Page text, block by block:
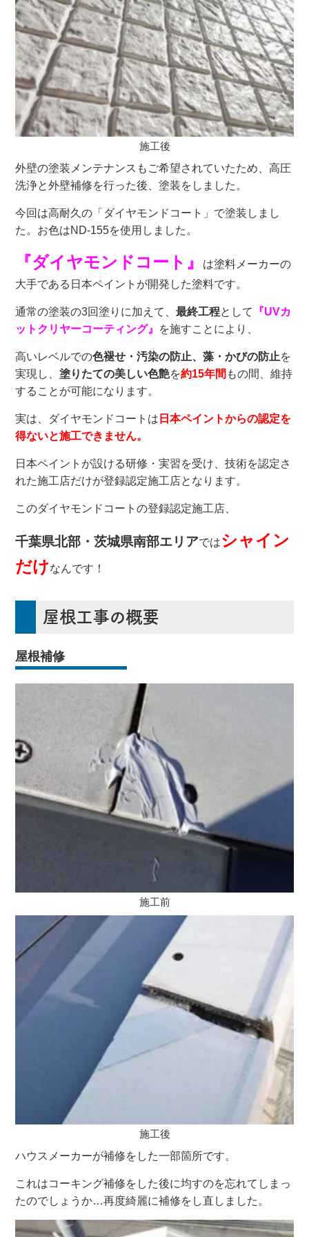
施工後
外壁の塗装メンテナンスもご希望されていたため、高圧
洗浄と外壁補修を行った後、塗装をしました。
今回は高耐久の「ダイヤモンドコート」で塗装しまし
た。お色はND-155を使用しました。
『ダイヤモンドコート』
は塗料メーカーの
大手である日本ペイントが開発した塗料です。
通常の塗装の3回塗りに加えて、最終工程として
『UVカ
ットクリヤーコーティング』 を施すことにより、
高いレベルでの色褪せ・汚染の防止、藻・かびの防止を
実現し、塗りたての美しい色艶を約15年間 もの間、維持
することが可能になります。
実は、ダイヤモンドコートは 日本ペイントからの認定を
得ないと施工できません。
日本ペイントが設ける研修・実習を受け、技術を認定さ
れた施工店だけが登録認定施工店となります。
このダイヤモンドコートの登録認定施工店、
千葉県北部・茨城県南部エリアではシャイン
だけなんです！
屋根工事の概要
屋根補修
施工前
施工後
ハウスメーカーが補修をした一部箇所です。
これはコーキング補修をした後に均すのを忘れてしまっ
たのでしょうか…再度綺麗に補修をし直しました。